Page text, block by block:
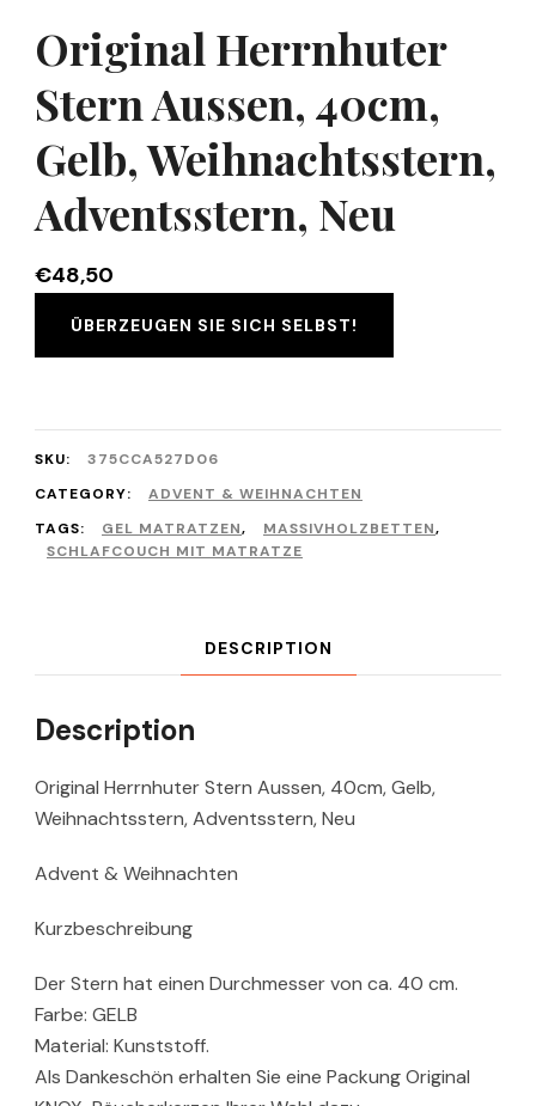
Original Herrnhuter
Stern Aussen, 40cm,
Gelb, Weihnachtsstern,
Adventsstern, Neu
€48,50
ÜBERZEUGEN SIE SICH SELBST!
SKU:
375CCA527D06
CATEGORY:
ADVENT & WEIHNACHTEN
TAGS:
GEL MATRATZEN, MASSIVHOLZBETTEN,
SCHLAFCOUCH MIT MATRATZE
DESCRIPTION
Description
Original Herrnhuter Stern Aussen, 40cm, Gelb,
Weihnachtsstern, Adventsstern, Neu
Advent & Weihnachten
Kurzbeschreibung
Der Stern hat einen Durchmesser von ca. 40 cm.
Farbe: GELB
Material: Kunststoff.
Als Dankeschön erhalten Sie eine Packung Original